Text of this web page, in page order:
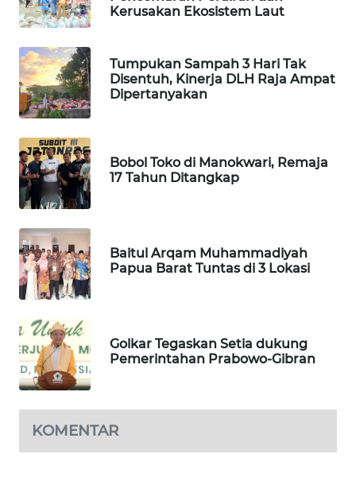
Kerusakan Ekosistem Laut
Tumpukan Sampah 3 Hari Tak
Disentuh, Kinerja DLH Raja Ampat
Dipertanyakan
Bobol Toko di Manokwari, Remaja
17 Tahun Ditangkap
Baitul Arqam Muhammadiyah
Papua Barat Tuntas di 3 Lokasi
Golkar Tegaskan Setia dukung
Pemerintahan Prabowo-Gibran
KOMENTAR
PORTAL
KONSUMEN
FORWAMKI
FORJASIDA
TAMBANG
NEWS
SITUNGIR
NEWS
SIDIKALANG
NEWS
SIBARAGAS
NEWS
METRO